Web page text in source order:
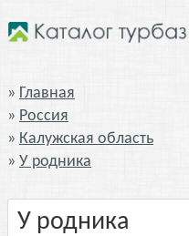
Главная
Россия
Калужская область
У родника
У родника